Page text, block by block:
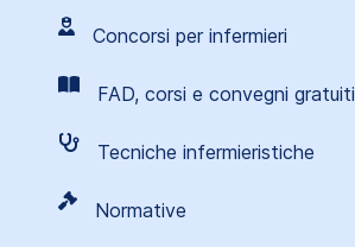
Concorsi per infermieri
FAD, corsi e convegni gratuiti
Tecniche infermieristiche
Normative